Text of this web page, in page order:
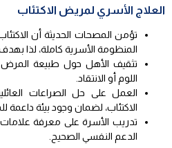
العلاج الأسري لمريض الاكتئاب
تؤمن المصحات الحديثة أن
المنظومة الأسرية كاملة، لذا بهدف
تثقيف الأهل حول طبيعة
اللوم أو الانتقاد.
العمل على حل الصراعات
الاكتئاب، لضمان وجود بيئة
تدريب الأسرة على معرفة علامات
الدعم النفسي الصحيح.